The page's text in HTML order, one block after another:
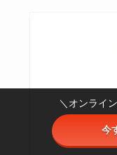
＼オンライ
今